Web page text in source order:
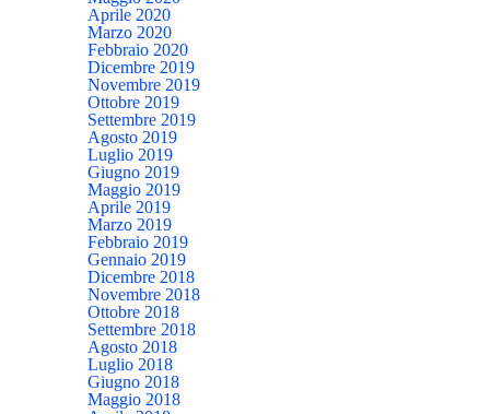
Aprile 2020
Marzo 2020
Febbraio 2020
Dicembre 2019
Novembre 2019
Ottobre 2019
Settembre 2019
Agosto 2019
Luglio 2019
Giugno 2019
Maggio 2019
Aprile 2019
Marzo 2019
Febbraio 2019
Gennaio 2019
Dicembre 2018
Novembre 2018
Ottobre 2018
Settembre 2018
Agosto 2018
Luglio 2018
Giugno 2018
Maggio 2018